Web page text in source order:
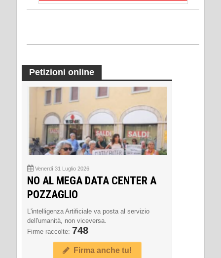
Petizioni online
Venerdì 31 Luglio 2026
NO AL MEGA DATA CENTER A
POZZAGLIO
L'intelligenza Artificiale va posta al servizio
dell'umanità, non viceversa.
Firme raccolte: 748
Firma anche tu!